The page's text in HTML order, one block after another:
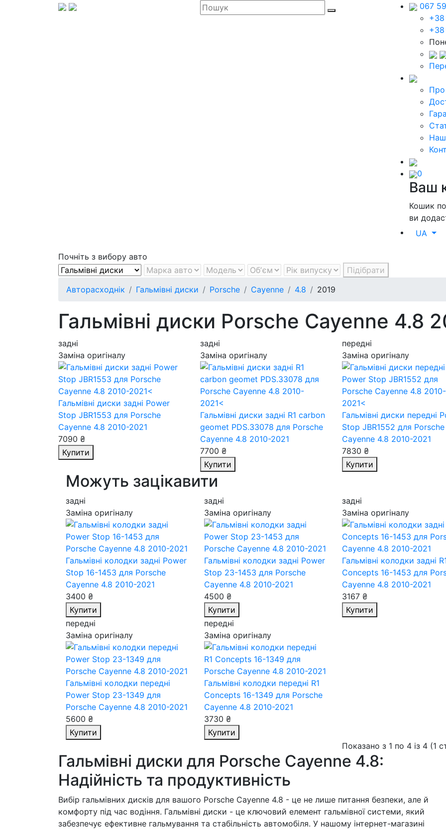
067
Про
0
Ваш
Кошик
ви
UA
Почніть з вибору авто
Підібрати
Авторасходнік
Гальмівні диски Porsche Cayenne 4.8 2019
Гальмівні диски Porsche Cayenne 4.8
задні
Заміна оригіналу
Гальмівні диски задні Power
Stop JBR1553 для Porsche
Cayenne 4.8 2010-2021
7090 ₴
Купити
задні
Заміна оригіналу
Гальмівні диски задні R1 carbon
geomet PDS.33078 для Porsche
Cayenne 4.8 2010-2021
7700 ₴
Купити
передні
Заміна оригіналу
Гальмівні диски передні
Stop JBR1552 для Porsche
Cayenne 4.8 2010-2021
7830 ₴
Купити
Можуть зацікавити
задні
Заміна оригіналу
Гальмівні колодки задні Power
Stop 16-1453 для Porsche
Cayenne 4.8 2010-2021
3400 ₴
Купити
задні
Заміна оригіналу
Гальмівні колодки задні Power
Stop 23-1453 для Porsche
Cayenne 4.8 2010-2021
4500 ₴
Купити
задні
Заміна оригіналу
Гальмівні колодки задні
Concepts 16-1453 для
Cayenne 4.8 2010-2021
3167 ₴
Купити
передні
Заміна оригіналу
Гальмівні колодки передні
Power Stop 23-1349 для
Porsche Cayenne 4.8 2010-2021
5600 ₴
Купити
передні
Заміна оригіналу
Гальмівні колодки передні R1
Concepts 16-1349 для Porsche
Cayenne 4.8 2010-2021
3730 ₴
Купити
Показано з 1 по 4 із 4 (1
Гальмівні диски для Porsche Cayenne 4.8:
Надійність та продуктивність
Вибір гальмівних дисків для вашого Porsche Cayenne 4.8 - це не лише питання безпеки, але й
комфорту під час водіння. Гальмівні диски - це ключовий елемент гальмівної системи, який
забезпечує ефективне гальмування та стабільність автомобіля. У нашому інтернет-магазині